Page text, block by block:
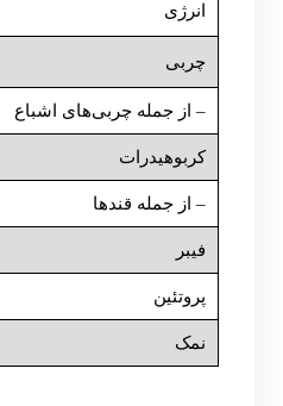
انرژی
چربی
– از جمله چربی‌های اشباع
کربوهیدرات
– از جمله قندها
فیبر
پروتئین
نمک